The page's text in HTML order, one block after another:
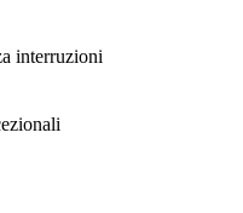
interruzioni